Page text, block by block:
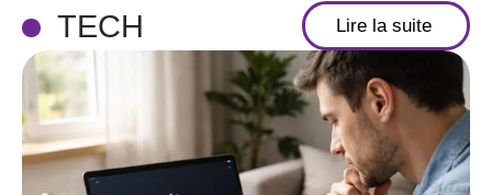
TECH Lire la suite